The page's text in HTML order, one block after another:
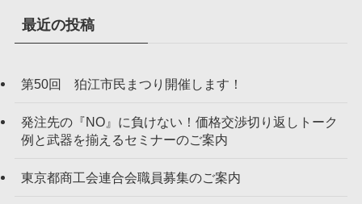
最近の投稿
第50回 狛江市民まつり開催します！
発注先の『NO』に負けない！価格交渉切り返しトーク
例と武器を揃えるセミナーのご案内
東京都商工会連合会職員募集のご案内